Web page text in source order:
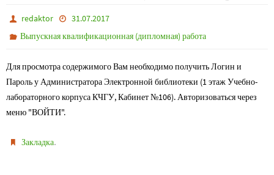
redaktor
31.07.2017
Выпускная квалификационная (дипломная) работа
Для просмотра содержимого Вам необходимо получить Логин и
Пароль у Администратора Электронной библиотеки (1 этаж Учебно-
лабораторного корпуса КЧГУ, Кабинет №106). Авторизоваться через
меню "ВОЙТИ".
Закладка.